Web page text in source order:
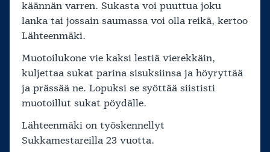
käännän varren. Sukasta voi puuttua joku
lanka tai jossain saumassa voi olla reikä, kertoo
Lähteenmäki.
Muotoilukone vie kaksi lestiä vierekkäin,
kuljettaa sukat parina sisuksiinsa ja höyryttää
ja prässää ne. Lopuksi se syöttää siististi
muotoillut sukat pöydälle.
Lähteenmäki on työskennellyt
Sukkamestareilla 23 vuotta.